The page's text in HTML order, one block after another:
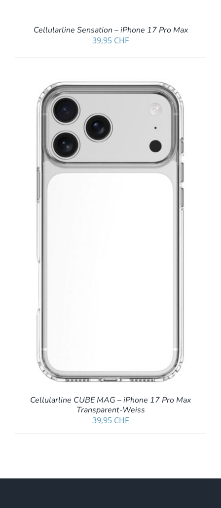
Cellularline Sensation – iPhone 17 Pro Max
39,95 CHF
Cellularline CUBE MAG – iPhone 17 Pro Max
Transparent-Weiss
39,95 CHF